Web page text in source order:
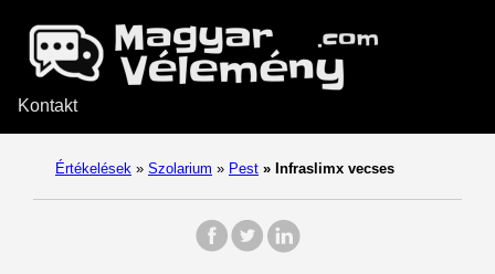
Kontakt
Értékelések » Szolarium » Pest » Infraslimx vecses